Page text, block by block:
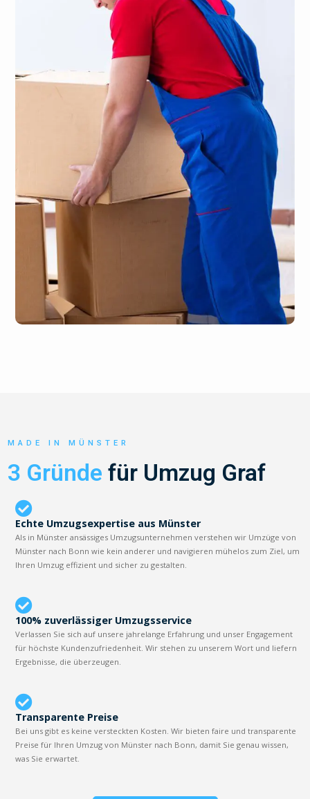
MADE IN MÜNSTER
3 Gründe für Umzug Graf
Echte Umzugsexpertise aus Münster
Als in Münster ansässiges Umzugsunternehmen verstehen wir Umzüge von
Münster nach Bonn wie kein anderer und navigieren mühelos zum Ziel, um
Ihren Umzug effizient und sicher zu gestalten.
100% zuverlässiger Umzugsservice
Verlassen Sie sich auf unsere jahrelange Erfahrung und unser Engagement
für höchste Kundenzufriedenheit. Wir stehen zu unserem Wort und liefern
Ergebnisse, die überzeugen.
Transparente Preise
Bei uns gibt es keine versteckten Kosten. Wir bieten faire und transparente
Preise für Ihren Umzug von Münster nach Bonn, damit Sie genau wissen,
was Sie erwartet.